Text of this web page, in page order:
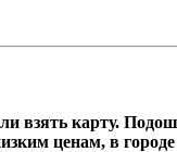
взять карту.
ценам, в